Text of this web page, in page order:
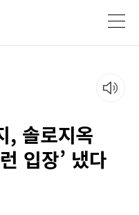
, 솔로지옥
입장’ 냈다